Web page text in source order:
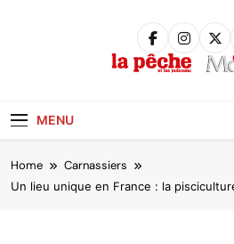
MENU
Home Carnassiers
Un lieu unique en France : la